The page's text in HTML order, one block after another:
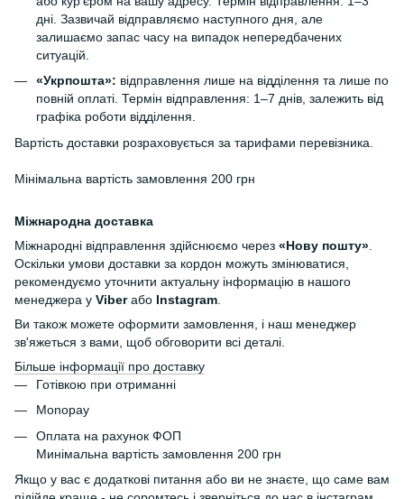
дні. Зазвичай відправляємо наступного дня, але
залишаємо запас часу на випадок непередбачених
ситуацій.
«Укрпошта»: відправлення лише на відділення та лише по
повній оплаті. Термін відправлення: 1–7 днів, залежить від
графіка роботи відділення.
Вартість доставки розраховується за тарифами перевізника.
Мінімальна вартість замовлення 200 грн
Міжнародна доставка
Міжнародні відправлення здійснюємо через «Нову пошту»
Оскільки умови доставки за кордон можуть змінюватися,
рекомендуємо уточнити актуальну інформацію в нашого
менеджера у Viberабо Instagram
Ви також можете оформити замовлення, і наш менеджер
зв'яжеться з вами, щоб обговорити всі деталі.
Більше інформації про доставку
Готівкою при отриманні
Monopay
Оплата на рахунок ФОП
Минімальна вартість замовлення 200 грн
Якщо у вас є додаткові питання або ви не знаєте, що саме вам